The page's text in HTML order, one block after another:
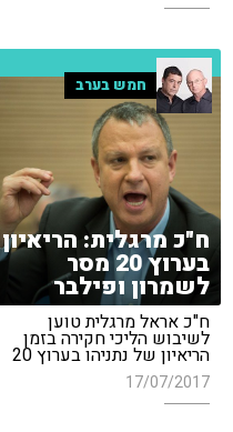
חמש בערב
ח"כ מרגלית: הריאיון
בערוץ 20 מסר
לשמרון ופילבר
ח"כ אראל מרגלית טוען
לשיבוש הליכי חקירה בזמן
הריאיון של נתניהו בערוץ 20
17/07/2017